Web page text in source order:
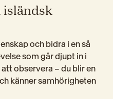
isländsk
och bidra i en så
som går djupt in i
observera – du blir en
känner samhörigheten